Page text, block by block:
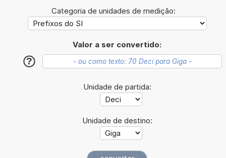
Categoria de unidades de medição:
Valor a ser convertido:
?
Unidade de partida:
Unidade de destino: